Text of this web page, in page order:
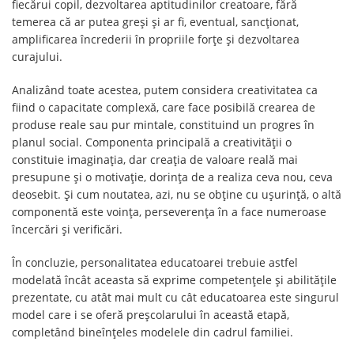
fiecărui copil, dezvoltarea aptitudinilor creatoare, fără
temerea că ar putea greși și ar fi, eventual, sancționat,
amplificarea încrederii în propriile forțe și dezvoltarea
curajului.
Analizând toate acestea, putem considera creativitatea ca
fiind o capacitate complexă, care face posibilă crearea de
produse reale sau pur mintale, constituind un progres în
planul social. Componenta principală a creativității o
constituie imaginația, dar creația de valoare reală mai
presupune și o motivație, dorința de a realiza ceva nou, ceva
deosebit. Și cum noutatea, azi, nu se obține cu ușurință, o altă
componentă este voința, perseverența în a face numeroase
încercări și verificări.
În concluzie, personalitatea educatoarei trebuie astfel
modelată încât aceasta să exprime competențele și abilitățile
prezentate, cu atât mai mult cu cât educatoarea este singurul
model care i se oferă preșcolarului în această etapă,
completând bineînțeles modelele din cadrul familiei.